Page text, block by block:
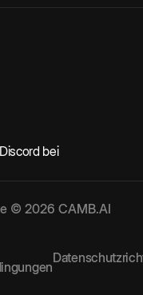
bei
© 2026 CAMB.AI